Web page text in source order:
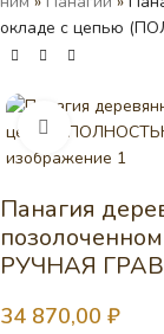
окладе с цепью
Нажмите,
Панагия
РУЧНАЯ
34 870,00 ₽